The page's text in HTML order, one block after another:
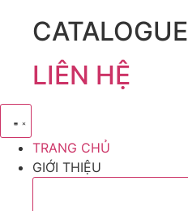
CATALOGUE
LIÊN HỆ
TRANG CHỦ
GIỚI THIỆU